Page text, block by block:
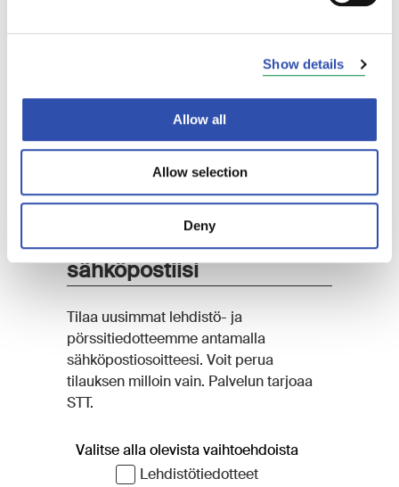
Show details
Allow all
Allow selection
Deny
216 ... 248 Seuraava